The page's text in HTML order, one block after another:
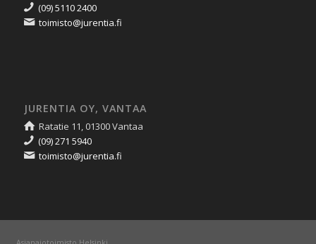
(09) 5110 2400
toimisto@jurentia.fi
JURENTIA OY, VANTAA
Ratatie 11, 01300 Vantaa
(09) 271 5940
toimisto@jurentia.fi